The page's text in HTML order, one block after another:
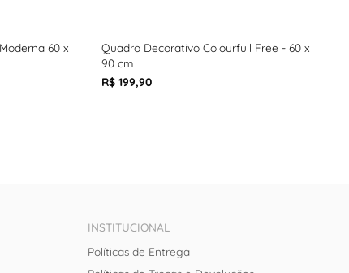
60 x
Quadro Decorativo Colourfull Free - 60 x
90 cm
R$ 199,90
INSTITUCIONAL
Políticas de Entrega